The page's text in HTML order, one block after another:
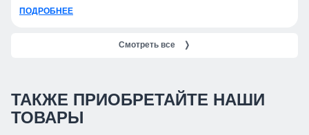
ПОДРОБНЕЕ
Смотреть все ❭
ТАКЖЕ ПРИОБРЕТАЙТЕ НАШИ
ТОВАРЫ